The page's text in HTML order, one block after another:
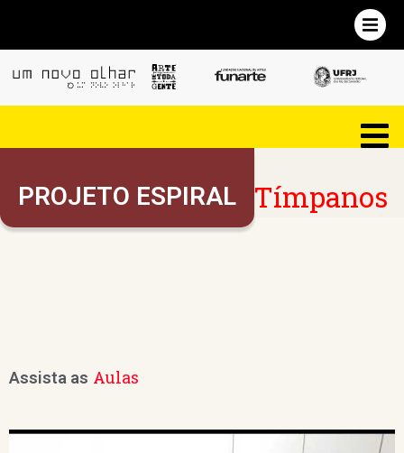
PROJETO ESPIRAL Tímpanos
Assista as Aulas